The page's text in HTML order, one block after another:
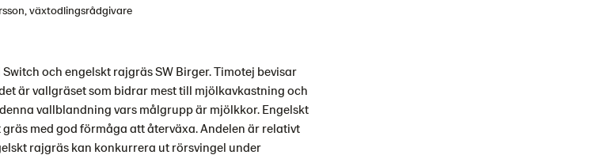
växtodlingsrådgivare
och engelskt rajgräs SW Birger. Timotej bevisar
är vallgräset som bidrar mest till mjölkavkastning och
vallblandning vars målgrupp är mjölkkor. Engelskt
med god förmåga att återväxa. Andelen är relativt
rajgräs kan konkurrera ut rörsvingel under